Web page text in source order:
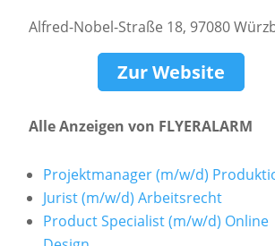
Alfred-Nobel-Straße 18, 97080
Zur Website
Alle Anzeigen von FLYERALARM
Projektmanager (m/w/d)
Jurist (m/w/d) Arbeitsrecht
Product Specialist (m/w/d) Online